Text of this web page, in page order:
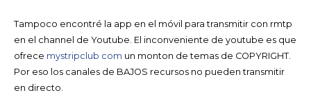
Tampoco encontré la app en el móvil para transmitir con rmtp
en el channel de Youtube. El inconveniente de youtube es que
ofrece mystripclub com un monton de temas de COPYRIGHT.
Por eso los canales de BAJOS recursos no pueden transmitir
en directo.